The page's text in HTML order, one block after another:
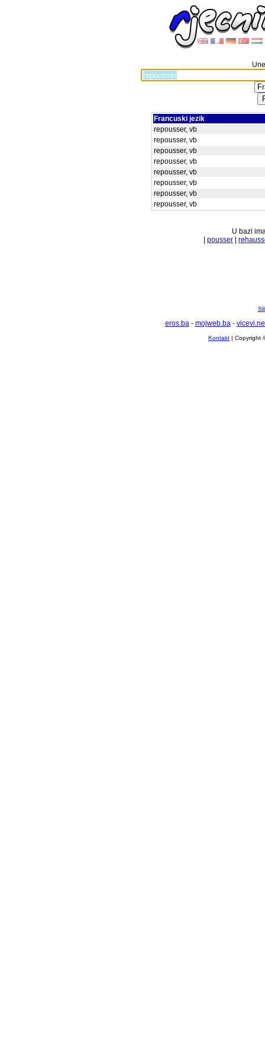
Francuski jezik
repousser, vb
repousser, vb
repousser, vb
repousser, vb
repousser, vb
repousser, vb
repousser, vb
repousser, vb
U bazi
pousser
eros.ba- mojweb.ba-
Kontakt | Copyright